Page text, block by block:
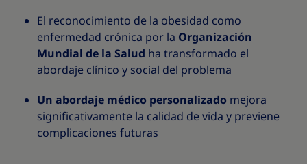
El reconocimiento de la obesidad como
enfermedad crónica por la Organización
Mundial de la Salud ha transformado el
abordaje clínico y social del problema
Un abordaje médico personalizado mejora
significativamente la calidad de vida y previene
complicaciones futuras